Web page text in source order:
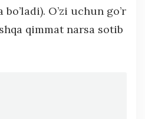
O’zi uchun go’r
qimmat narsa sotib